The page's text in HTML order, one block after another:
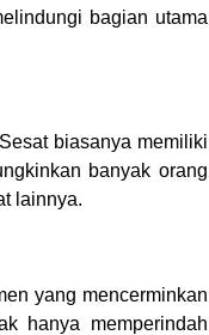
bagian utama
biasanya memiliki
banyak orang
lainnya.
yang mencerminkan
hanya memperindah